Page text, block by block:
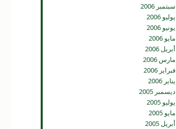
سبتمبر 2006
يوليو 2006
يونيو 2006
مايو 2006
أبريل 2006
مارس 2006
فبراير 2006
يناير 2006
ديسمبر 2005
يوليو 2005
مايو 2005
أبريل 2005